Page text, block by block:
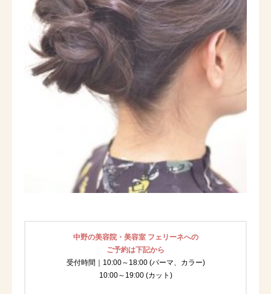
中野の美容院・美容室 フェリーネへの
ご予約は下記から
受付時間｜10:00～18:00 (パーマ、カラー)
10:00～19:00 (カット)